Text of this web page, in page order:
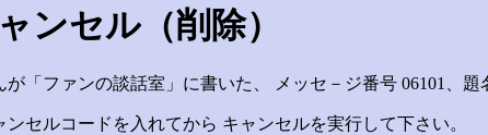
ンセル（削除）
「ファンの談話室」に書いた、 メッセ－ジ番号 06101、
セルコードを入れてから キャンセルを実行して下さい。